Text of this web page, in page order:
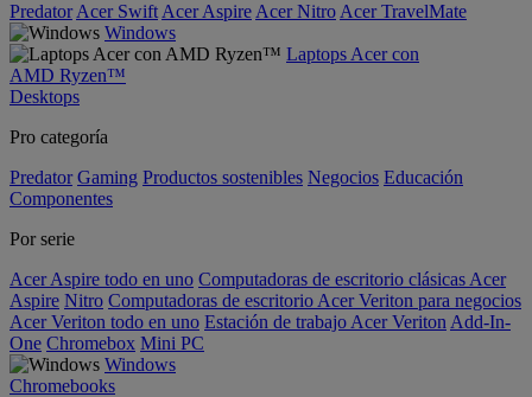
Predator Acer Swift Acer Aspire Acer Nitro Acer TravelMate
Windows
Laptops Acer con
AMD Ryzen™
Desktops
Pro categoría
Predator Gaming Productos sostenibles Negocios Educación
Componentes
Por serie
Acer Aspire todo en uno Computadoras de escritorio clásicas Acer
Aspire Nitro Computadoras de escritorio Acer Veriton para negocios
Acer Veriton todo en uno Estación de trabajo Acer Veriton Add-In-
One Chromebox Mini PC
Windows
Chromebooks